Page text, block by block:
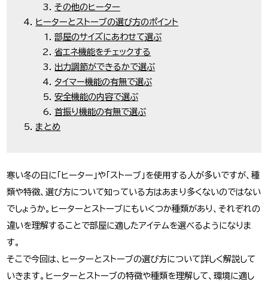
その他のヒーター
ヒーターとストーブの選び方のポイント
部屋のサイズにあわせて選ぶ
省エネ機能をチェックする
出力調節ができるかで選ぶ
タイマー機能の有無で選ぶ
安全機能の内容で選ぶ
首振り機能の有無で選ぶ
まとめ
寒い冬の日に「ヒーター」や「ストーブ」を使用する人が多いですが、種
類や特徴、選び方について知っている方はあまり多くないのではない
でしょうか。ヒーターとストーブにもいくつか種類があり、それぞれの
違いを理解することで部屋に適したアイテムを選べるようになりま
す。
そこで今回は、ヒーターとストーブの選び方について詳しく解説して
いきます。ヒーターとストーブの特徴や種類を理解して、環境に適し